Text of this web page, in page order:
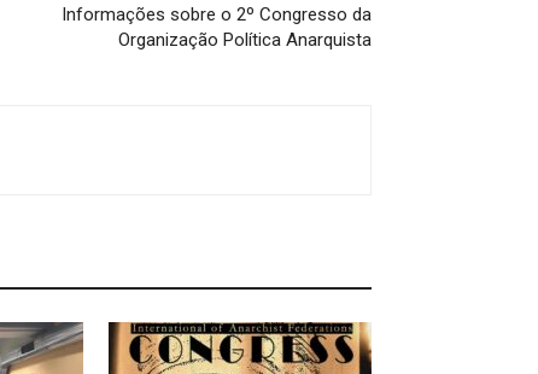
Informações sobre o 2º Congresso da
Organização Política Anarquista